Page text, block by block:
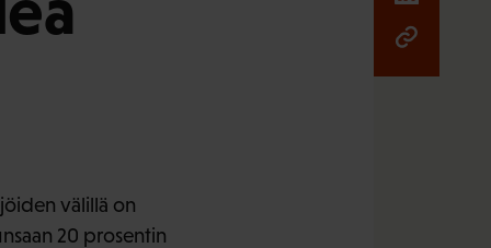
välillä on
20 prosentin